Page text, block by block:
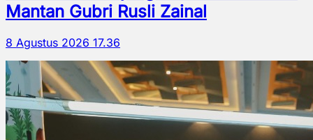
Mantan Gubri Rusli Zainal
8 Agustus 2026 17.36